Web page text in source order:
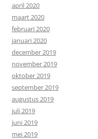
april 2020
maart 2020
februari 2020
januari 2020
december 2019
november 2019
oktober 2019
september 2019
augustus 2019
juli 2019
juni 2019
mei 2019